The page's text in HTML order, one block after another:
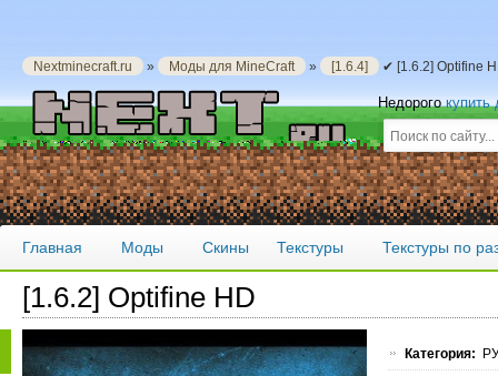
Nextminecraft.ru » Моды для MineCraft » [1.6.4] ✔ [1.6.2] Optifine
Недорогокупить
Главная Моды Скины Текстуры Текстуры по
[1.6.2] Optifine HD
Категория: